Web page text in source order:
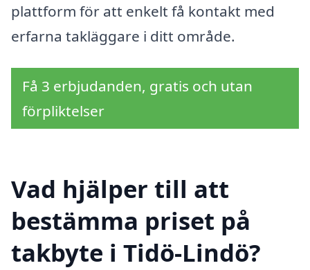
plattform för att enkelt få kontakt med
erfarna takläggare i ditt område.
Få 3 erbjudanden, gratis och utan
förpliktelser
Vad hjälper till att
bestämma priset på
takbyte i Tidö-Lindö?